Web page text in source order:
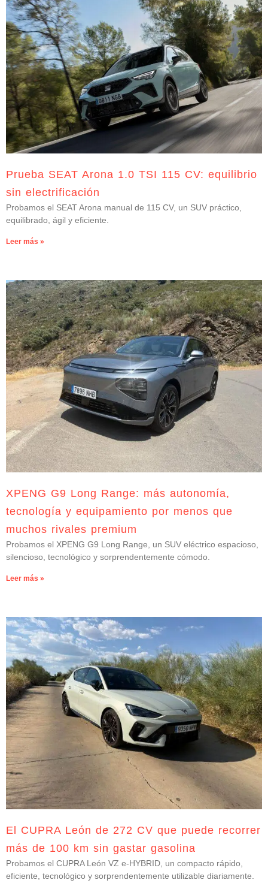
Prueba SEAT Arona 1.0 TSI 115 CV: equilibrio
sin electrificación
Probamos el SEAT Arona manual de 115 CV, un SUV práctico,
equilibrado, ágil y eficiente.
Leer más »
XPENG G9 Long Range: más autonomía,
tecnología y equipamiento por menos que
muchos rivales premium
Probamos el XPENG G9 Long Range, un SUV eléctrico espacioso,
silencioso, tecnológico y sorprendentemente cómodo.
Leer más »
El CUPRA León de 272 CV que puede recorrer
más de 100 km sin gastar gasolina
Probamos el CUPRA León VZ e-HYBRID, un compacto rápido,
eficiente, tecnológico y sorprendentemente utilizable diariamente.